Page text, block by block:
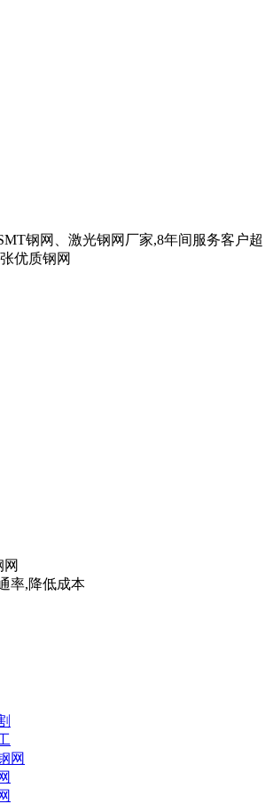
钢网、激光钢网厂家,8年间服务客户超
优质钢网
率,降低成本
网